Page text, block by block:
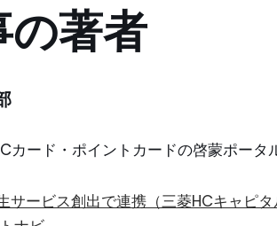
の著者
カード・ポイントカードの啓蒙ポータ
サービス創出で連携（三菱HCキャピ